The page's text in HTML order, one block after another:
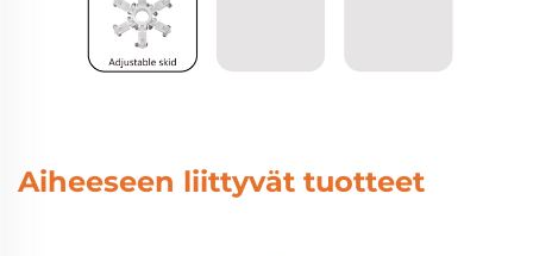
Aiheeseen liittyvät tuotteet